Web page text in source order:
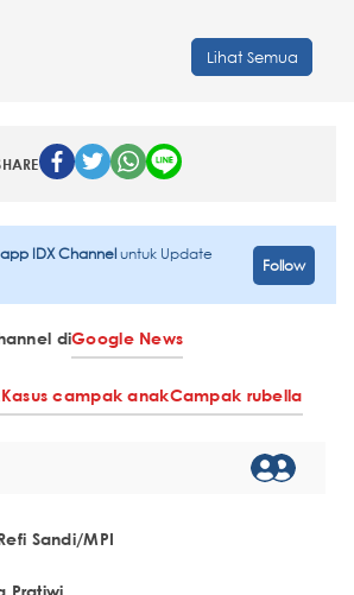
Lihat Semua
IDX Channeluntuk Update
Follow
diGoogle News
Kasus campak anakCampak rubella
Sandi/MPI